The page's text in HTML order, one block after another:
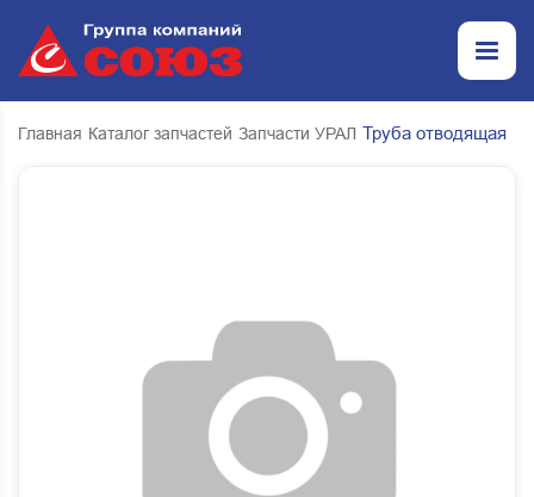
Главная Каталог запчастей Запчасти УРАЛ Труба отводящая